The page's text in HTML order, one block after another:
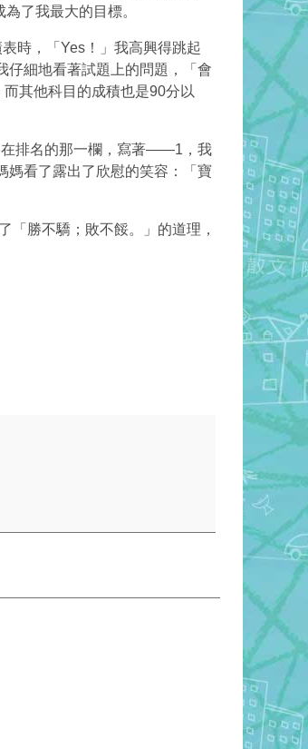
了我最大的目標。
時，「Yes！」我高興得跳起
仔細地看著試題上的問題，「會​
其他科目的成積也是90分以
在排名的那一欄，寫著——1，我
媽看了露出了欣慰的笑容：「寶
勝不驕；敗不餒。」的道理，